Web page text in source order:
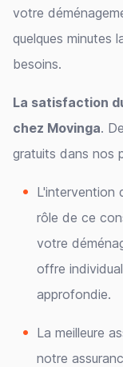
votre
quelques minutes
besoins.
La satisfaction
chez Movinga.
gratuits dans nos
L'intervention
rôle de ce
votre
offre
approfondie.
La meilleure
notre